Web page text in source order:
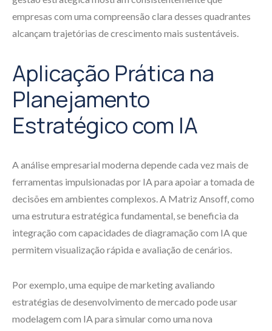
empresas com uma compreensão clara desses quadrantes
alcançam trajetórias de crescimento mais sustentáveis.
Aplicação Prática na
Planejamento
Estratégico com IA
A análise empresarial moderna depende cada vez mais de
ferramentas impulsionadas por IA para apoiar a tomada de
decisões em ambientes complexos. A Matriz Ansoff, como
uma estrutura estratégica fundamental, se beneficia da
integração com capacidades de diagramação com IA que
permitem visualização rápida e avaliação de cenários.
Por exemplo, uma equipe de marketing avaliando
estratégias de desenvolvimento de mercado pode usar
modelagem com IA para simular como uma nova